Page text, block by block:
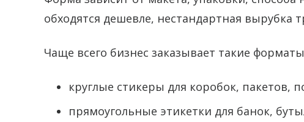
обходятся дешевле, нестандартная вырубка
Чаще всего бизнес заказывает такие
круглые стикеры для коробок, пакетов,
прямоугольные этикетки для банок,